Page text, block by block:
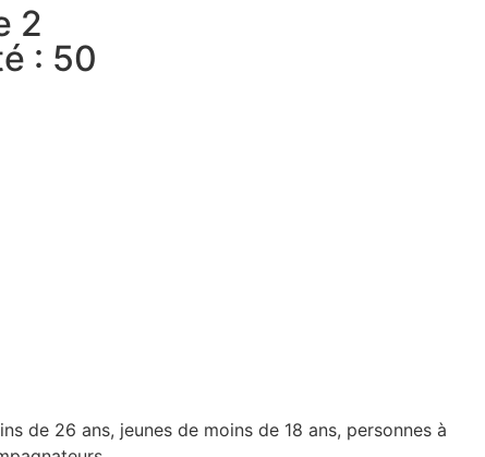
2
: 50
de 26 ans, jeunes de moins de 18 ans, personnes à